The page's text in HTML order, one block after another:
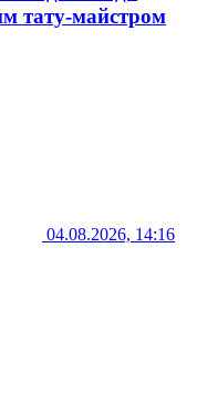
тату-майстром
04.08.2026, 14:16